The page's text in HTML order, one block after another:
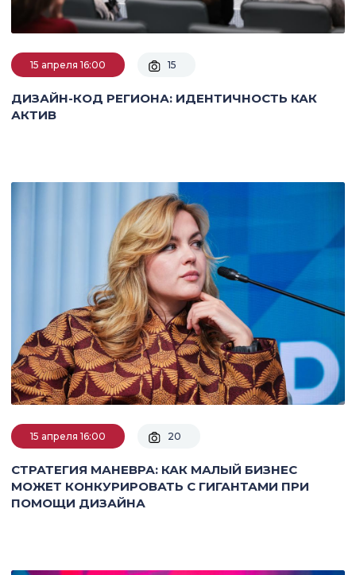
15 апреля 16:00 15
ДИЗАЙН-КОД РЕГИОНА: ИДЕНТИЧНОСТЬ КАК
АКТИВ
15 апреля 16:00 20
СТРАТЕГИЯ МАНЕВРА: КАК МАЛЫЙ БИЗНЕС
МОЖЕТ КОНКУРИРОВАТЬ С ГИГАНТАМИ ПРИ
ПОМОЩИ ДИЗАЙНА